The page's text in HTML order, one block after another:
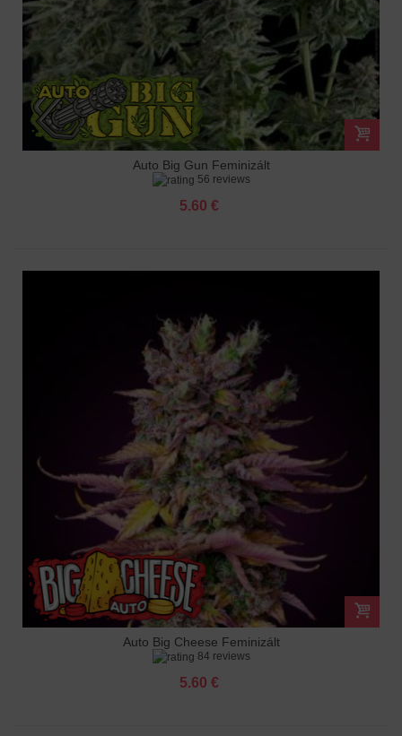
Auto Big Gun Feminizált
56 reviews
5.60 €
Auto Big Cheese Feminizált
84 reviews
5.60 €